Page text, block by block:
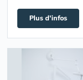
Plus d'infos